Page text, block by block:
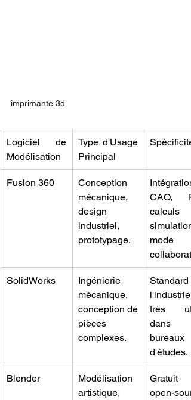
imprimante 3d
Logiciel de
Modélisation
Type d'Usage
Principal
Fusion 360
Conception
mécanique,
design
industriel,
prototypage.
Intégration
CAO,
calculs
simulation,
mode
SolidWorks
Ingénierie
mécanique,
conception de
pièces
complexes.
l'industrie,
très
dans
bureaux
d'études.
Blender
Modélisation
artistique,
open-